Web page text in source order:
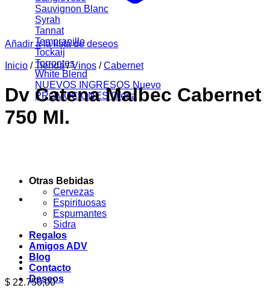
Sauvignon Blanc
Syrah
Tannat
Tempranillo
Tockaij
Torrontes
White Blend
NUEVOS INGRESOS
PROMOCIONES
Otras Bebidas
Cervezas
Espirituosas
Espumantes
Sidra
Regalos
Amigos ADV
Blog
Contacto
Deseos
Añadir a la lista de deseos
Inicio / Tienda / Vinos / Cabernet
Dv Catena Malbec Cabernet
750 Ml.
$ 22.750,00